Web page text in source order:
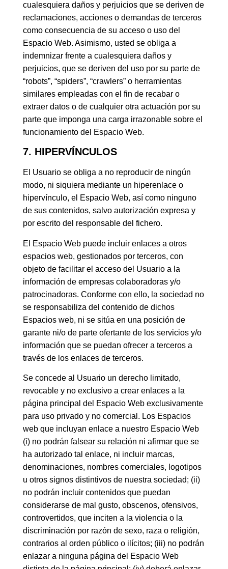
cualesquiera daños y perjuicios que se deriven de
reclamaciones, acciones o demandas de terceros
como consecuencia de su acceso o uso del
Espacio Web. Asimismo, usted se obliga a
indemnizar frente a cualesquiera daños y
perjuicios, que se deriven del uso por su parte de
“robots”, “spiders”, “crawlers” o herramientas
similares empleadas con el fin de recabar o
extraer datos o de cualquier otra actuación por su
parte que imponga una carga irrazonable sobre el
funcionamiento del Espacio Web.
7. HIPERVÍNCULOS
El Usuario se obliga a no reproducir de ningún
modo, ni siquiera mediante un hiperenlace o
hipervínculo, el Espacio Web, así como ninguno
de sus contenidos, salvo autorización expresa y
por escrito del responsable del fichero.
El Espacio Web puede incluir enlaces a otros
espacios web, gestionados por terceros, con
objeto de facilitar el acceso del Usuario a la
información de empresas colaboradoras y/o
patrocinadoras. Conforme con ello, la sociedad no
se responsabiliza del contenido de dichos
Espacios web, ni se sitúa en una posición de
garante ni/o de parte ofertante de los servicios y/o
información que se puedan ofrecer a terceros a
través de los enlaces de terceros.
Se concede al Usuario un derecho limitado,
revocable y no exclusivo a crear enlaces a la
página principal del Espacio Web exclusivamente
para uso privado y no comercial. Los Espacios
web que incluyan enlace a nuestro Espacio Web
(i) no podrán falsear su relación ni afirmar que se
ha autorizado tal enlace, ni incluir marcas,
denominaciones, nombres comerciales, logotipos
u otros signos distintivos de nuestra sociedad; (ii)
no podrán incluir contenidos que puedan
considerarse de mal gusto, obscenos, ofensivos,
controvertidos, que inciten a la violencia o la
discriminación por razón de sexo, raza o religión,
contrarios al orden público o ilícitos; (iii) no podrán
enlazar a ninguna página del Espacio Web